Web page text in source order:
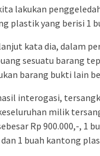
lakukan
plastik yang berisi 1
kata dia, dalam
sesuatu barang
barang bukti lain
interogasi,
milik
Rp 900.000,-, 1
1 buah kantong